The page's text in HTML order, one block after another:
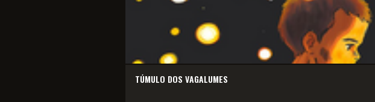
TÚMULO DOS VAGALUMES